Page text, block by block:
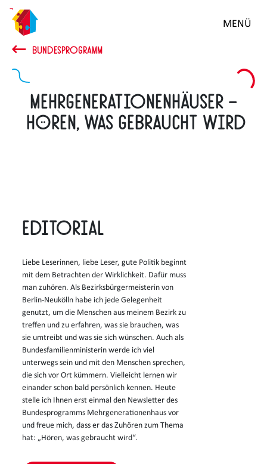
Zum
Hauptinhalt
springen
MENÜ
BUNDESPROGRAMM
Mehrgenerationenhäuser –
Hören, was gebraucht wird
Editorial
Liebe Leserinnen, liebe Leser, gute Politik beginnt
mit dem Betrachten der Wirklichkeit. Dafür muss
man zuhören. Als Bezirksbürgermeisterin von
Berlin-Neukölln habe ich jede Gelegenheit
genutzt, um die Menschen aus meinem Bezirk zu
treffen und zu erfahren, was sie brauchen, was
sie umtreibt und was sie sich wünschen. Auch als
Bundesfamilienministerin werde ich viel
unterwegs sein und mit den Menschen sprechen,
die sich vor Ort kümmern. Vielleicht lernen wir
einander schon bald persönlich kennen. Heute
stelle ich Ihnen erst einmal den Newsletter des
Bundesprogramms Mehrgenerationenhaus vor
und freue mich, dass er das Zuhören zum Thema
hat: „Hören, was gebraucht wird“.